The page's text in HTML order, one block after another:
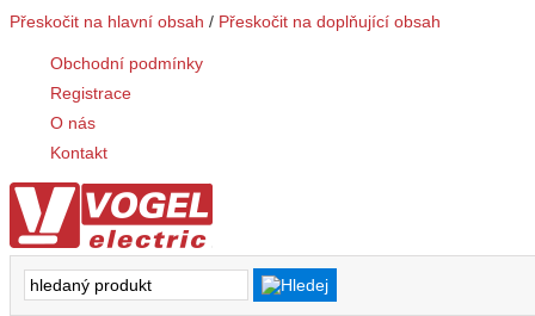
Přeskočit na hlavní obsah / Přeskočit na doplňující obsah
Obchodní podmínky
Registrace
O nás
Kontakt